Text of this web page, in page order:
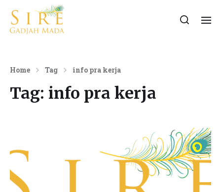
Home Tag info pra kerja
Tag: info pra kerja